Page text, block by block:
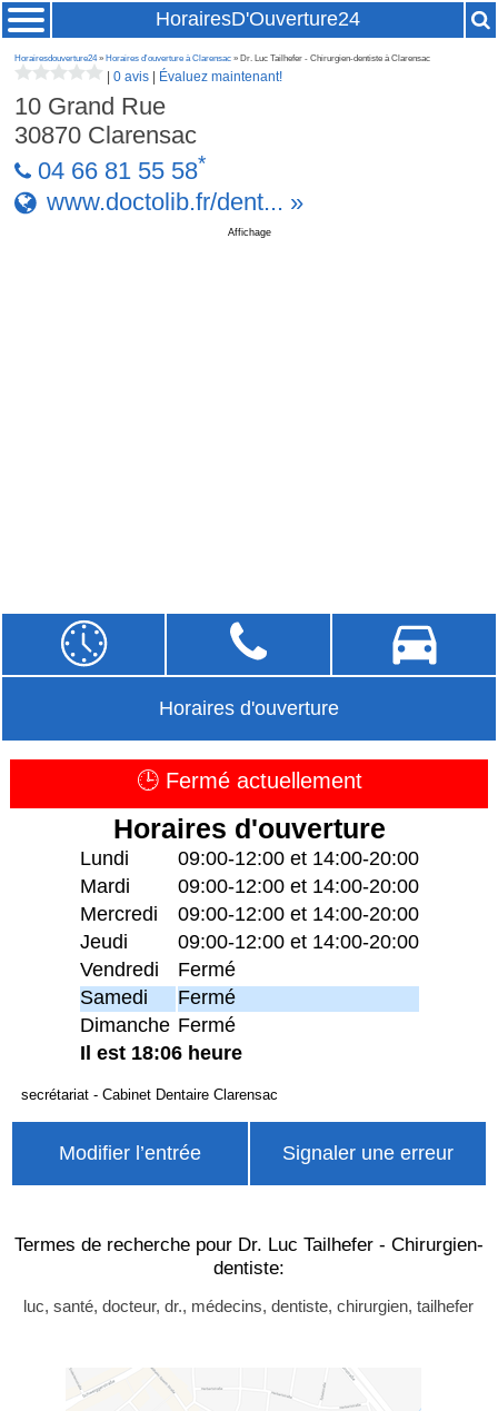
HorairesD'Ouverture24
Horairesdouverture24» Horaires d'ouverture à Clarensac » Dr. Luc Tailhefer - Chirurgien-dentiste à Clarensac
|0 avis Évaluez maintenant!
10 Grand Rue
30870 Clarensac
04 66 81 55 58*
www.doctolib.fr/dent... »
Affichage
Horaires d'ouverture
🕒 Fermé actuellement
Horaires d'ouverture
Lundi
09:00-12:00 et 14:00-20:00
Mardi
09:00-12:00 et 14:00-20:00
Mercredi
09:00-12:00 et 14:00-20:00
Jeudi
09:00-12:00 et 14:00-20:00
Vendredi
Fermé
Samedi
Fermé
Dimanche Fermé
Il est 18:06 heure
secrétariat - Cabinet Dentaire Clarensac
Modifier l’entrée Signaler une erreur
Termes de recherche pour Dr. Luc Tailhefer - Chirurgien-
dentiste:
luc, santé, docteur, dr., médecins, dentiste, chirurgien, tailhefer